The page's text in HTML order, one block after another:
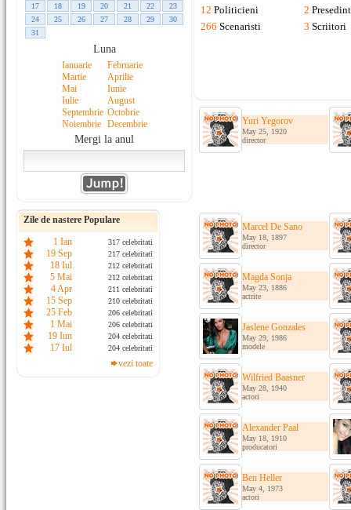
17
18 19 20 21 22
23
24
25 26 27 28 29
30
31
Luna
Ianuarie
Februarie
Martie
Aprilie
Mai
Iunie
Iulie
August
Septembrie Octobrie
Noiembrie
Decembrie
Mergi la anul
Zile de nastere Populare
1 Ian
317 celebritati
19 Sep 217 celebritati
18 Iul 212 celebritati
5 Mai 212 celebritati
4 Apr 211 celebritati
15 Sep 210 celebritati
25 Feb 206 celebritati
1 Mai 206 celebritati
19 Iun 204 celebritati
17 Iul 204 celebritati
vezi toate
12 Politicieni 2
266 Scenaristi 3 Scriitori
Yuri Yegorov
May 25, 1920
director
Marcel De Sano
May 18, 1897
director
Magda Sonja
May 23, 1886
actrite
Jaslene Gonzales
May 29, 1986
modele
Wilfried Baasner
May 28, 1940
actori
Alexander Paal
May 18, 1910
producatori
Ben Heller
May 4, 1973
actori